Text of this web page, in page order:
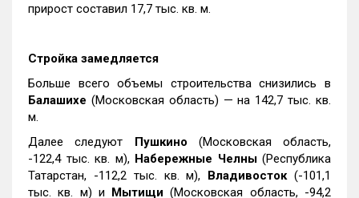
прирост составил 17,7 тыс. кв. м.
Стройка замедляется
Больше всего объемы строительства снизились в
Балашихе (Московская область) — на 142,7 тыс. кв.
м.
Далее следуют Пушкино (Московская область,
-122,4 тыс. кв. м), Набережные Челны(Республика
Татарстан, -112,2 тыс. кв. м), Владивосток(-101,1
тыс. кв. м) и Мытищи (Московская область, -94,2